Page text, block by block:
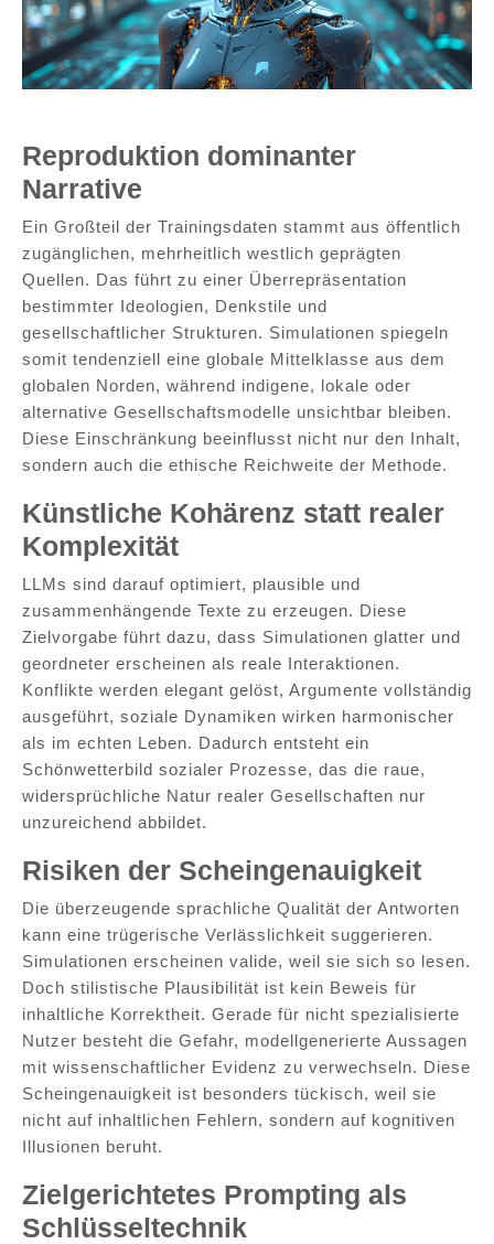
Reproduktion dominanter
Narrative
Ein Großteil der Trainingsdaten stammt aus öffentlich
zugänglichen, mehrheitlich westlich geprägten
Quellen. Das führt zu einer Überrepräsentation
bestimmter Ideologien, Denkstile und
gesellschaftlicher Strukturen. Simulationen spiegeln
somit tendenziell eine globale Mittelklasse aus dem
globalen Norden, während indigene, lokale oder
alternative Gesellschaftsmodelle unsichtbar bleiben.
Diese Einschränkung beeinflusst nicht nur den Inhalt,
sondern auch die ethische Reichweite der Methode.
Künstliche Kohärenz statt realer
Komplexität
LLMs sind darauf optimiert, plausible und
zusammenhängende Texte zu erzeugen. Diese
Zielvorgabe führt dazu, dass Simulationen glatter und
geordneter erscheinen als reale Interaktionen.
Konflikte werden elegant gelöst, Argumente vollständig
ausgeführt, soziale Dynamiken wirken harmonischer
als im echten Leben. Dadurch entsteht ein
Schönwetterbild sozialer Prozesse, das die raue,
widersprüchliche Natur realer Gesellschaften nur
unzureichend abbildet.
Risiken der Scheingenauigkeit
Die überzeugende sprachliche Qualität der Antworten
kann eine trügerische Verlässlichkeit suggerieren.
Simulationen erscheinen valide, weil sie sich so lesen.
Doch stilistische Plausibilität ist kein Beweis für
inhaltliche Korrektheit. Gerade für nicht spezialisierte
Nutzer besteht die Gefahr, modellgenerierte Aussagen
mit wissenschaftlicher Evidenz zu verwechseln. Diese
Scheingenauigkeit ist besonders tückisch, weil sie
nicht auf inhaltlichen Fehlern, sondern auf kognitiven
Illusionen beruht.
Zielgerichtetes Prompting als
Schlüsseltechnik